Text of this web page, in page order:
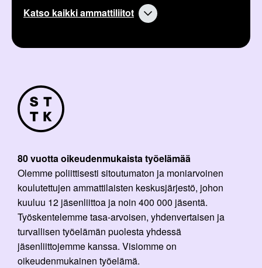
Katso kaikki ammattiliitot
80 vuotta oikeudenmukaista työelämää
Olemme poliittisesti sitoutumaton ja moniarvoinen
koulutettujen ammattilaisten keskusjärjestö, johon
kuuluu 12 jäsenliittoa ja noin 400 000 jäsentä.
Työskentelemme tasa-arvoisen, yhdenvertaisen ja
turvallisen työelämän puolesta yhdessä
jäsenliittojemme kanssa. Visiomme on
oikeudenmukainen työelämä.